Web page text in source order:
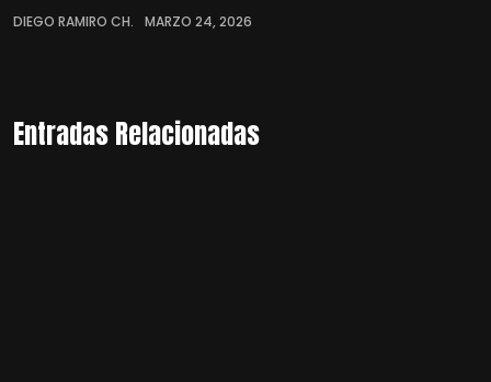
DIEGO RAMIRO CH. MARZO 24, 2026
Entradas Relacionadas